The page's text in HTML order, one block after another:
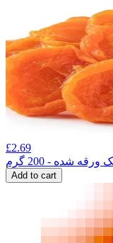
£2.69
شده - 200 گرم
Add to cart